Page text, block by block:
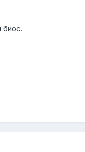
биос.